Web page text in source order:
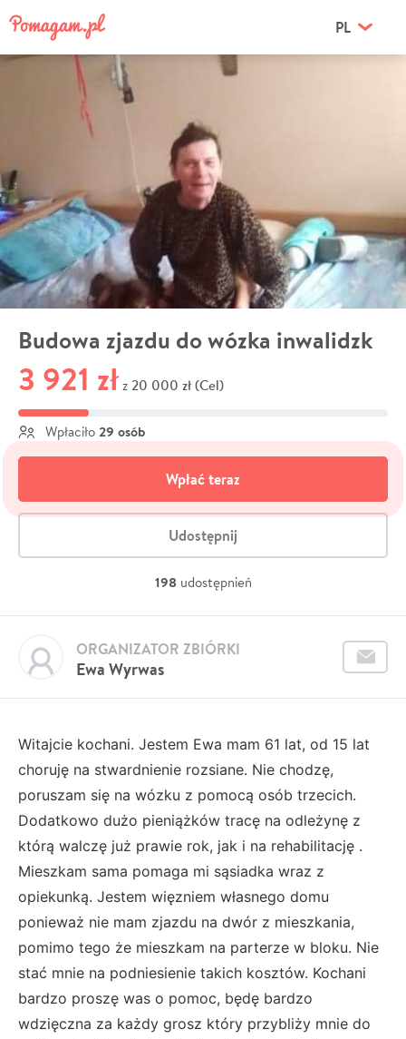
PL
Budowa zjazdu do wózka inwalidzk
3 921 zł z 20 000 zł (Cel)
Wpłaciło 29 osób
Wpłać teraz
Udostępnij
198 udostępnień
Ewa Wyrwas
ORGANIZATOR ZBIÓRKI
Witajcie kochani. Jestem Ewa mam 61 lat, od 15 lat
choruję na stwardnienie rozsiane. Nie chodzę,
poruszam się na wózku z pomocą osób trzecich.
Dodatkowo dużo pieniążków tracę na odleżynę z
którą walczę już prawie rok, jak i na rehabilitację .
Mieszkam sama pomaga mi sąsiadka wraz z
opiekunką. Jestem więzniem własnego domu
ponieważ nie mam zjazdu na dwór z mieszkania,
pomimo tego że mieszkam na parterze w bloku. Nie
stać mnie na podniesienie takich kosztów. Kochani
bardzo proszę was o pomoc, będę bardzo
wdzięczna za każdy grosz który przybliży mnie do